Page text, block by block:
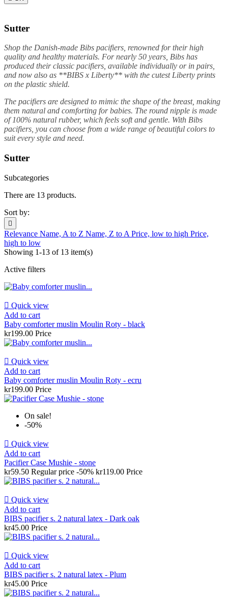
Sutter
Shop the Danish-made Bibs pacifiers, renowned for their high
quality and healthy materials. For nearly 50 years, Bibs has
produced their classic pacifiers, available individually or in pairs,
and now also as **BIBS x Liberty** with the cutest Liberty prints
on the plastic shield.
The pacifiers are designed to mimic the shape of the breast, making
them natural and comforting for babies. The round nipple is made
of 100% natural rubber, which feels soft and gentle. With Bibs
pacifiers, you can choose from a wide range of beautiful colors to
suit every style and need.
Sutter
Subcategories
There are 13 products.
Sort by:

Relevance Name, A to Z Name, Z to A Price, low to high Price,
high to low
Showing 1-13 of 13 item(s)
Active filters
 Quick view
Add to cart
Baby comforter muslin Moulin Roty - black
kr199.00 Price
 Quick view
Add to cart
Baby comforter muslin Moulin Roty - ecru
kr199.00 Price
On sale!
-50%
 Quick view
Add to cart
Pacifier Case Mushie - stone
kr59.50 Regular price -50% kr119.00 Price
 Quick view
Add to cart
BIBS pacifier s. 2 natural latex - Dark oak
kr45.00 Price
 Quick view
Add to cart
BIBS pacifier s. 2 natural latex - Plum
kr45.00 Price